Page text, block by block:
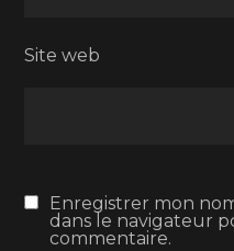
Site web
Enregistrer mon
dans le navigateur
commentaire.